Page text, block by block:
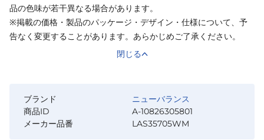
品の色味が若干異なる場合があります。
※掲載の価格・製品のパッケージ・デザイン・仕様について、予
告なく変更することがあります。あらかじめご了承ください。
閉じる
ブランド
ニューバランス
商品ID
A-10826305801
メーカー品番
LAS35705WM